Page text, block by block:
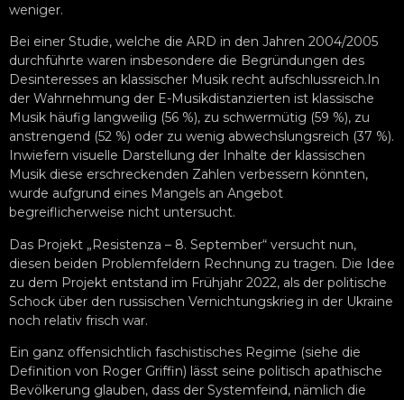
weniger.
Bei einer Studie, welche die ARD in den Jahren 2004/2005
durchführte waren insbesondere die Begründungen des
Desinteresses an klassischer Musik recht aufschlussreich.In
der Wahrnehmung der E-Musikdistanzierten ist klassische
Musik häufig langweilig (56 %), zu schwermütig (59 %), zu
anstrengend (52 %) oder zu wenig abwechslungsreich (37 %).
Inwiefern visuelle Darstellung der Inhalte der klassischen
Musik diese erschreckenden Zahlen verbessern könnten,
wurde aufgrund eines Mangels an Angebot
begreiflicherweise nicht untersucht.
Das Projekt „Resistenza – 8. September“ versucht nun,
diesen beiden Problemfeldern Rechnung zu tragen. Die Idee
zu dem Projekt entstand im Frühjahr 2022, als der politische
Schock über den russischen Vernichtungskrieg in der Ukraine
noch relativ frisch war.
Ein ganz offensichtlich faschistisches Regime (siehe die
Definition von Roger Griffin) lässt seine politisch apathische
Bevölkerung glauben, dass der Systemfeind, nämlich die